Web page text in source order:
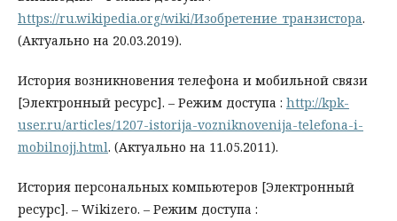
https://ru.wikipedia.org/wiki/Изобретение_транзистора.
(Актуально на 20.03.2019).
История возникновения телефона и мобильной связи
[Электронный ресурс]. – Режим доступа : http://kpk-
user.ru/articles/1207-istorija-vozniknovenija-telefona-i-
mobilnojj.html. (Актуально на 11.05.2011).
История персональных компьютеров [Электронный
ресурс]. – Wikizero. – Режим доступа :